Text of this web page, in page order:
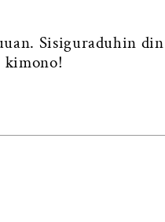
Sisiguraduhin din
kimono!